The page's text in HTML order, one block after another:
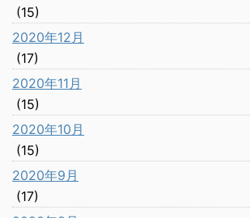
(15)
2020年12月
(17)
2020年11月
(15)
2020年10月
(15)
2020年9月
(17)